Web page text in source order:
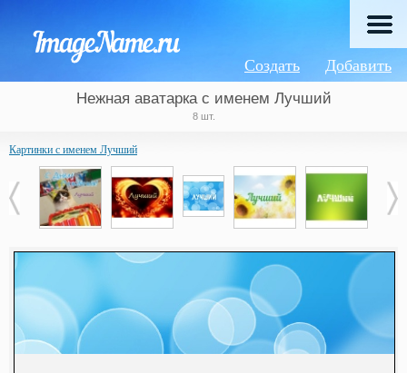
Добавить
Создать
Нежная аватарка с именем Лучший
8 шт.
Картинки с именем Лучший